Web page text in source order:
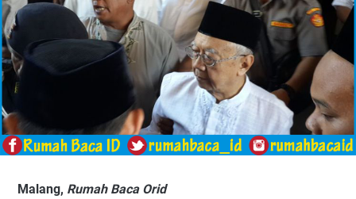
Malang, Rumah Baca Orid